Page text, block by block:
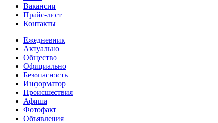
Вакансии
Прайс-лист
Контакты
Ежедневник
Актуально
Общество
Официально
Безопасность
Информатор
Происшествия
Афиша
Фотофакт
Объявления